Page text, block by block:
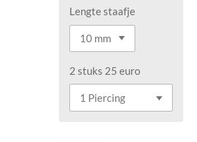
Lengte staafje
2 stuks 25 euro